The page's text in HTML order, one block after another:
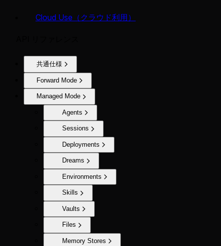
Cloud Use（クラウド利用）
共通仕様
Forward Mode
Managed Mode
Agents
Sessions
Deployments
Dreams
Environments
Skills
Vaults
Files
Memory Stores